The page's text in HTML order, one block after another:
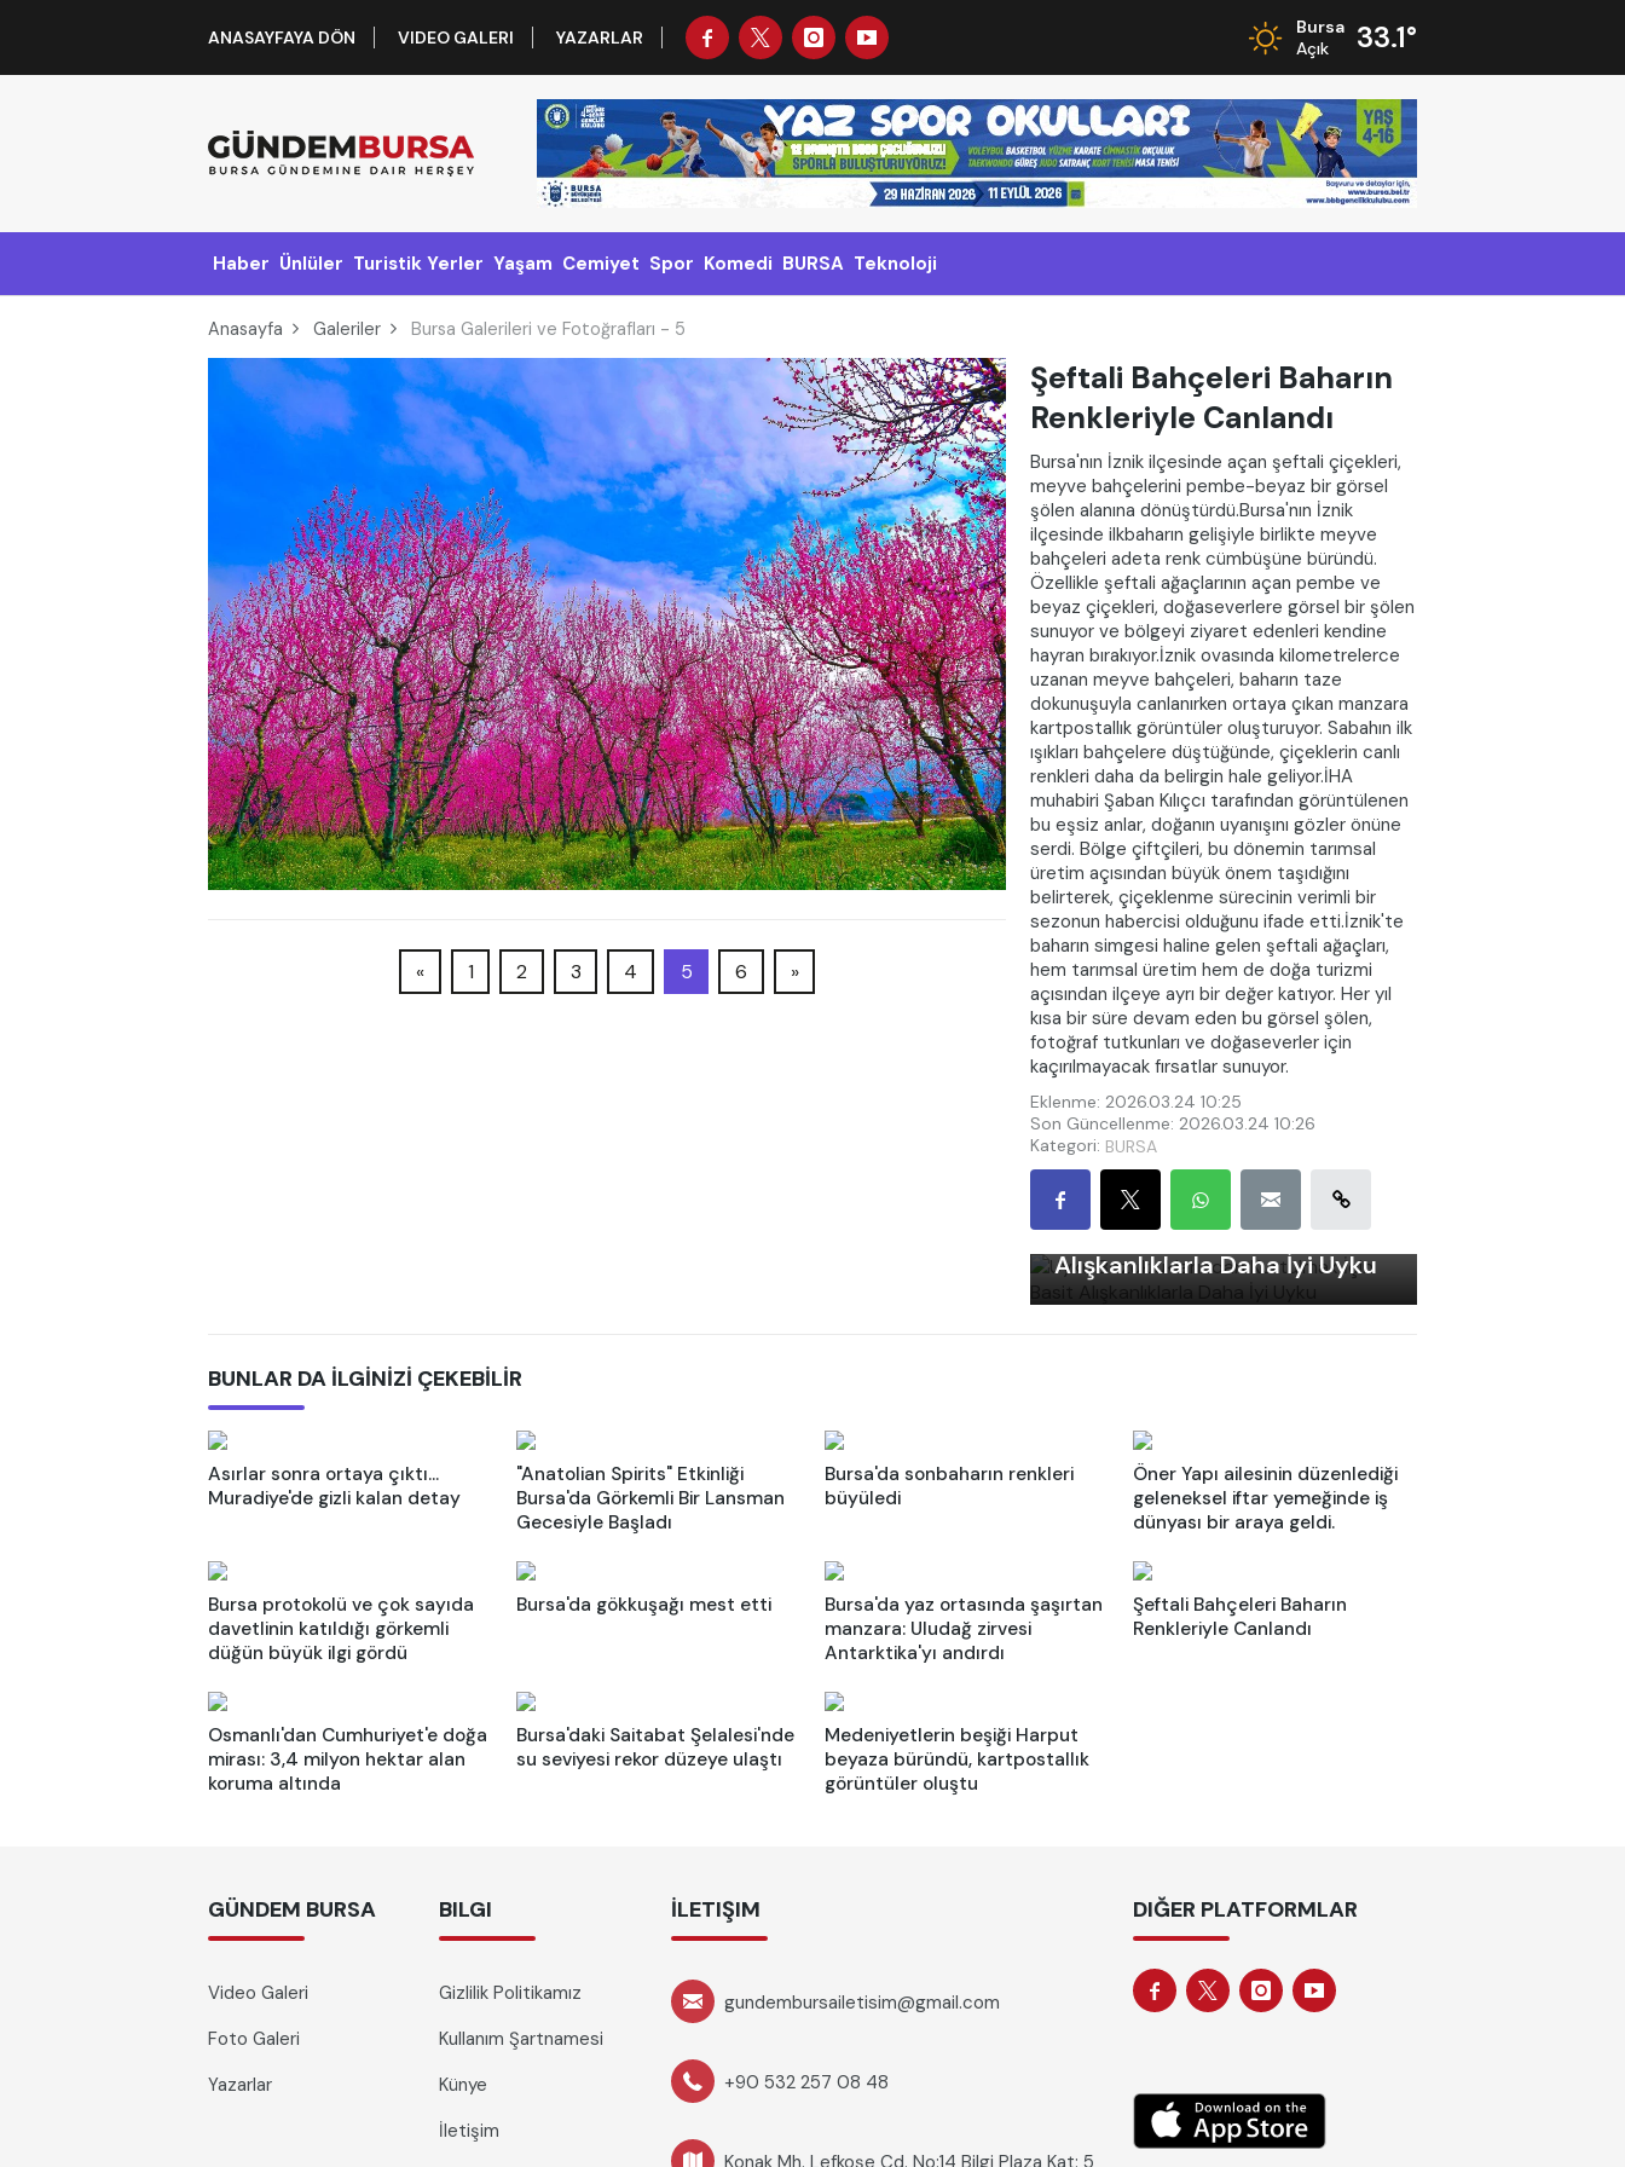
ANASAYFAYA DÖN VIDEO GALERI YAZARLAR
Bursa
Açık
33.1°
Haber Ünlüler Turistik Yerler Yaşam Cemiyet Spor Komedi BURSA Teknoloji
Anasayfa Galeriler Bursa Galerileri ve Fotoğrafları - 5
« 1 2 3 4 5 6 »
Şeftali Bahçeleri Baharın
Renkleriyle Canlandı
Bursa'nın İznik ilçesinde açan şeftali çiçekleri,
meyve bahçelerini pembe-beyaz bir görsel
şölen alanına dönüştürdü.Bursa'nın İznik
ilçesinde ilkbaharın gelişiyle birlikte meyve
bahçeleri adeta renk cümbüşüne büründü.
Özellikle şeftali ağaçlarının açan pembe ve
beyaz çiçekleri, doğaseverlere görsel bir şölen
sunuyor ve bölgeyi ziyaret edenleri kendine
hayran bırakıyor.İznik ovasında kilometrelerce
uzanan meyve bahçeleri, baharın taze
dokunuşuyla canlanırken ortaya çıkan manzara
kartpostallık görüntüler oluşturuyor. Sabahın ilk
ışıkları bahçelere düştüğünde, çiçeklerin canlı
renkleri daha da belirgin hale geliyor.İHA
muhabiri Şaban Kılıçcı tarafından görüntülenen
bu eşsiz anlar, doğanın uyanışını gözler önüne
serdi. Bölge çiftçileri, bu dönemin tarımsal
üretim açısından büyük önem taşıdığını
belirterek, çiçeklenme sürecinin verimli bir
sezonun habercisi olduğunu ifade etti.İznik'te
baharın simgesi haline gelen şeftali ağaçları,
hem tarımsal üretim hem de doğa turizmi
açısından ilçeye ayrı bir değer katıyor. Her yıl
kısa bir süre devam eden bu görsel şölen,
fotoğraf tutkunları ve doğaseverler için
kaçırılmayacak fırsatlar sunuyor.
Eklenme: 2026.03.24 10:25
Son Güncellenme: 2026.03.24 10:26
Kategori: BURSA
Uyku Bozukluklarından
Kurtulmak İçin Basit
Alışkanlıklarla Daha İyi Uyku
BUNLAR DA İLGİNİZİ ÇEKEBİLİR
Asırlar sonra ortaya çıktı...
Muradiye'de gizli kalan detay
"Anatolian Spirits" Etkinliği
Bursa'da Görkemli Bir Lansman
Gecesiyle Başladı
Bursa'da sonbaharın renkleri
büyüledi
Öner Yapı ailesinin düzenlediği
geleneksel iftar yemeğinde iş
dünyası bir araya geldi.
Bursa protokolü ve çok sayıda
davetlinin katıldığı görkemli
düğün büyük ilgi gördü
Bursa'da gökkuşağı mest etti
Bursa'da yaz ortasında şaşırtan
manzara: Uludağ zirvesi
Antarktika'yı andırdı
Şeftali Bahçeleri Baharın
Renkleriyle Canlandı
Osmanlı'dan Cumhuriyet'e doğa
mirası: 3,4 milyon hektar alan
koruma altında
Bursa'daki Saitabat Şelalesi'nde
su seviyesi rekor düzeye ulaştı
Medeniyetlerin beşiği Harput
beyaza büründü, kartpostallık
görüntüler oluştu
GÜNDEM BURSA
Video Galeri
Foto Galeri
Yazarlar
BILGI
Gizlilik Politikamız
Kullanım Şartnamesi
Künye
İletişim
İLETIŞIM
gundembursailetisim@gmail.com
+90 532 257 08 48
DIĞER PLATFORMLAR